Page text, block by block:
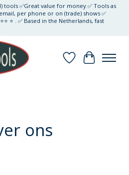
tools ✅Great value for money ✅ Tools as
per phone or on (trade) shows ✅
⭐ . ✅ Based in the Netherlands, fast
Verlanglijst
ons